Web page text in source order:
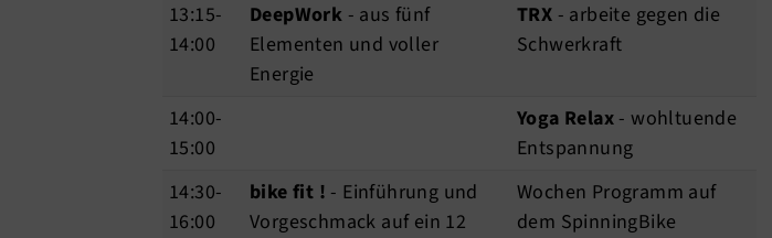
13:15-
14:00
DeepWork - aus fünf
Elementen und voller
Energie
TRX - arbeite gegen die
Schwerkraft
14:00-
15:00
Yoga Relax - wohltuende
Entspannung
14:30-
16:00
bike fit ! - Einführung und
Vorgeschmack auf ein 12
Wochen Programm auf
dem SpinningBike